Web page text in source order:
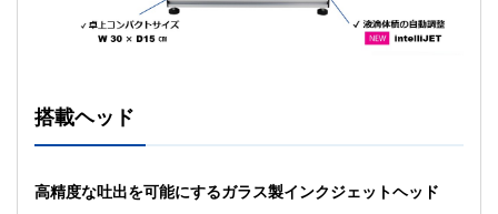
搭載ヘッド
高精度な吐出を可能にするガラス製インクジェットヘッド